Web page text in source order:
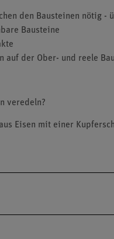
den Bausteinen nötig -
Bausteine
auf der Ober- und reele
veredeln?
Eisen mit einer